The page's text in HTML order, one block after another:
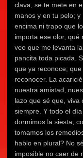
clava, se te mete en
manos y en tu pelo;
encima ni trapo que
importa ese olor, qué
veo que me levanta
pancita toda picada.
que ya reconoce;
reconocer. La
nuestra amistad,
lazo que sé que, viva
siempre. Y todo el
dormimos la siesta,
tomamos los
hablo en plural? No
imposible no caer de